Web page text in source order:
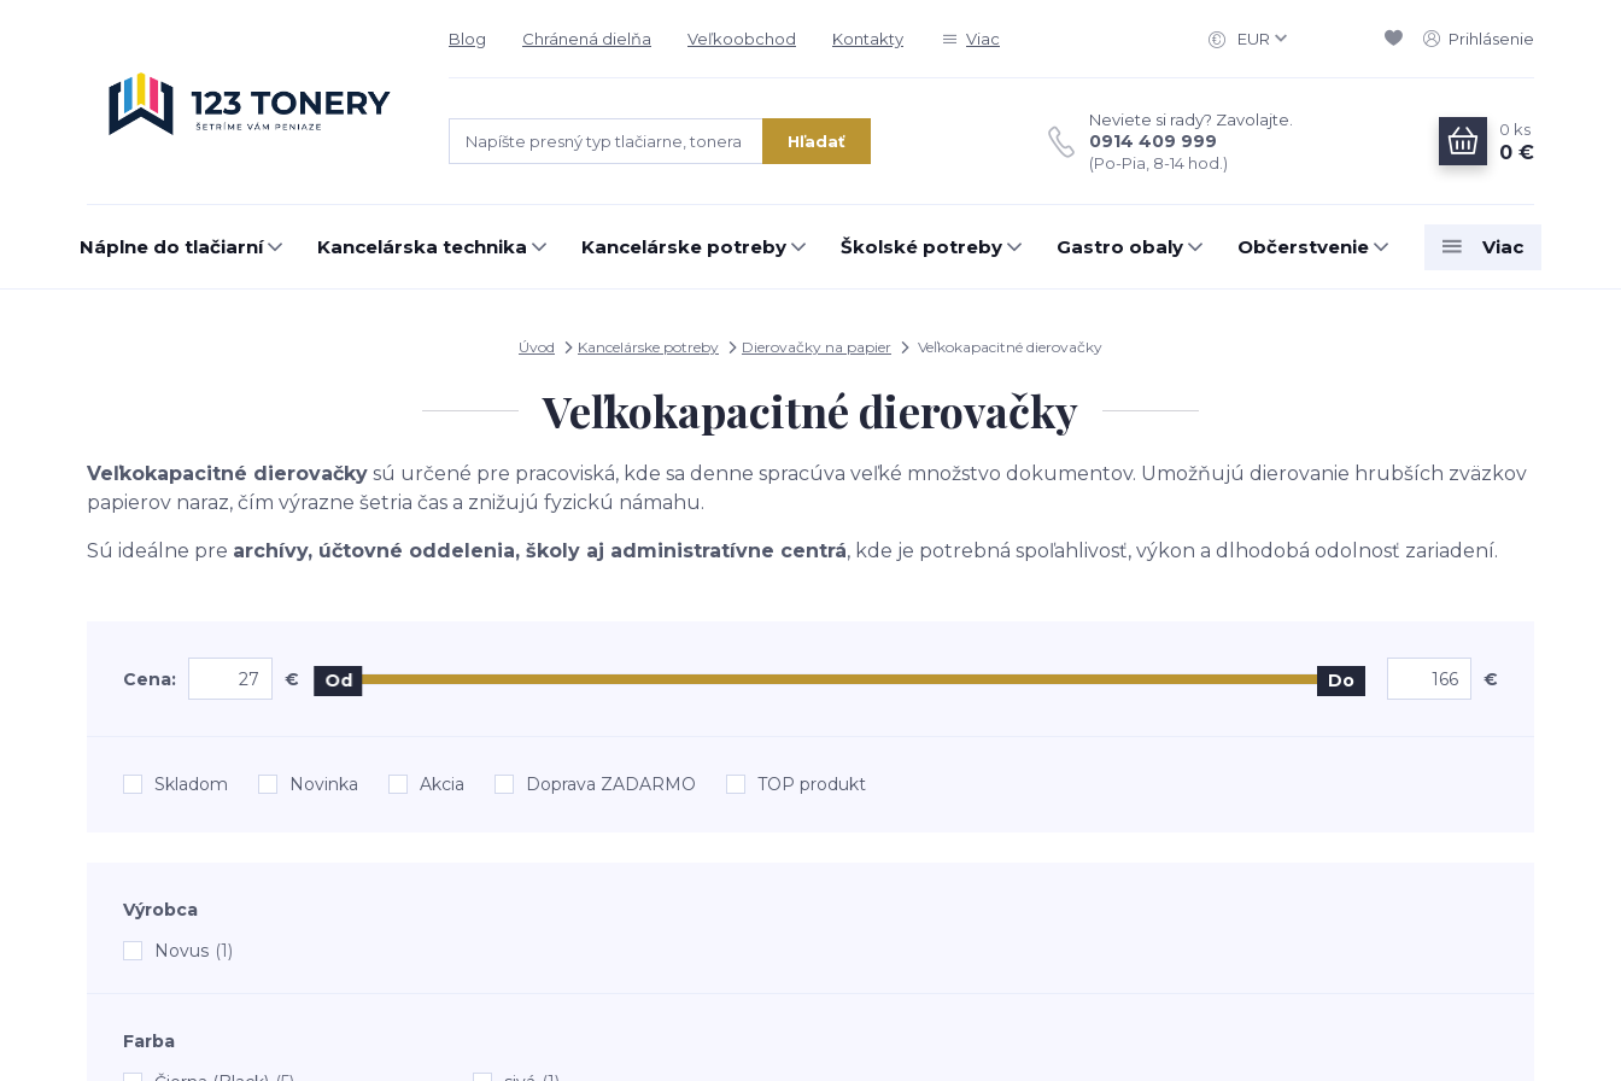
Blog Chránená dielňa Veľkoobchod Kontakty Viac EUR Prihlásenie
Hľadať
Neviete si rady? Zavolajte.
0914 409 999
(Po-Pia, 8-14 hod.)
0 ks
0 €
Náplne do tlačiarní Kancelárska technika Kancelárske potreby Školské potreby Gastro obaly Občerstvenie Viac
Úvod Kancelárske potreby Dierovačky na papier Veľkokapacitné dierovačky
Veľkokapacitné dierovačky
Veľkokapacitné dierovačky sú určené pre pracoviská, kde sa denne spracúva veľké množstvo dokumentov. Umožňujú dierovanie hrubších zväzkov
papierov naraz, čím výrazne šetria čas a znižujú fyzickú námahu.
Sú ideálne pre archívy, účtovné oddelenia, školy aj administratívne centrá, kde je potrebná spoľahlivosť, výkon a dlhodobá odolnosť zariadení.
Cena: € Od Do €
Skladom Novinka Akcia Doprava ZADARMO TOP produkt
Výrobca
Novus (1)
Farba